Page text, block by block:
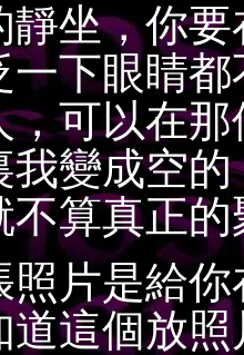
，你要
一下眼睛
，可以在
我變成空
不算真正
是給你
道這個放